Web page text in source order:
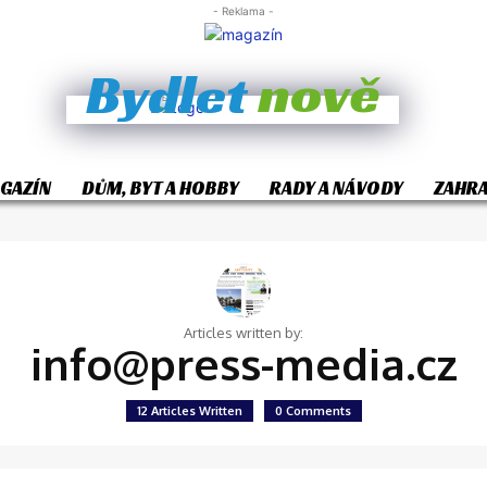
- Reklama -
Bydletnově
DŮM, BYT A HOBBY RADY A NÁVODY
Articles written by:
info@press-media.cz
12 Articles Written 0 Comments